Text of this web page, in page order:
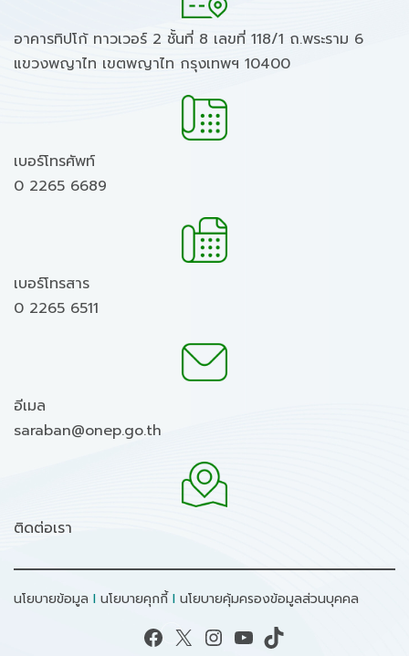
อาคารทิปโก้ ทาวเวอร์ 2 ชั้นที่ 8 เลขที่ 118/1 ถ.พระราม 6
แขวงพญาไท เขตพญาไท กรุงเทพฯ 10400
เบอร์โทรศัพท์
0 2265 6689
เบอร์โทรสาร
0 2265 6511
อีเมล
saraban@onep.go.th
ติดต่อเรา
นโยบายข้อมูล I นโยบายคุกกี้ I นโยบายคุ้มครองข้อมูลส่วนบุคคล
Facebook X Instagram YouTube TikTok